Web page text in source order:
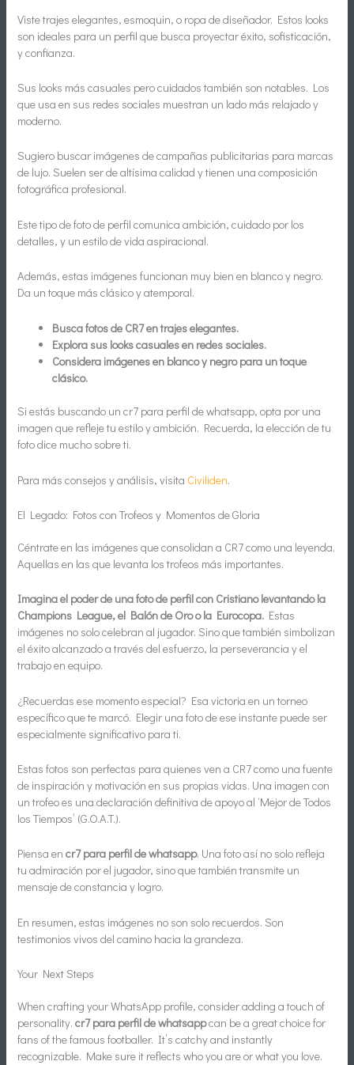
Viste trajes elegantes, esmoquin, o ropa de diseñador. Estos looks
son ideales para un perfil que busca proyectar éxito, sofisticación,
y confianza.
Sus looks más casuales pero cuidados también son notables. Los
que usa en sus redes sociales muestran un lado más relajado y
moderno.
Sugiero buscar imágenes de campañas publicitarias para marcas
de lujo. Suelen ser de altísima calidad y tienen una composición
fotográfica profesional.
Este tipo de foto de perfil comunica ambición, cuidado por los
detalles, y un estilo de vida aspiracional.
Además, estas imágenes funcionan muy bien en blanco y negro.
Da un toque más clásico y atemporal.
Busca fotos de CR7 en trajes elegantes.
Explora sus looks casuales en redes sociales.
Considera imágenes en blanco y negro para un toque
clásico.
Si estás buscando un cr7 para perfil de whatsapp, opta por una
imagen que refleje tu estilo y ambición. Recuerda, la elección de tu
foto dice mucho sobre ti.
Para más consejos y análisis, visita Civiliden.
El Legado: Fotos con Trofeos y Momentos de Gloria
Céntrate en las imágenes que consolidan a CR7 como una leyenda.
Aquellas en las que levanta los trofeos más importantes.
Imagina el poder de una foto de perfil con Cristiano levantando la
Champions League, el Balón de Oro o la Eurocopa. Estas
imágenes no solo celebran al jugador. Sino que también simbolizan
el éxito alcanzado a través del esfuerzo, la perseverancia y el
trabajo en equipo.
¿Recuerdas ese momento especial? Esa victoria en un torneo
específico que te marcó. Elegir una foto de ese instante puede ser
especialmente significativo para ti.
Estas fotos son perfectas para quienes ven a CR7 como una fuente
de inspiración y motivación en sus propias vidas. Una imagen con
un trofeo es una declaración definitiva de apoyo al ‘Mejor de Todos
los Tiempos’ (G.O.A.T.).
Piensa encr7 para perfil de whatsapp. Una foto así no solo refleja
tu admiración por el jugador, sino que también transmite un
mensaje de constancia y logro.
En resumen, estas imágenes no son solo recuerdos. Son
testimonios vivos del camino hacia la grandeza.
Your Next Steps
When crafting your WhatsApp profile, consider adding a touch of
personality.cr7 para perfil de whatsappcan be a great choice for
fans of the famous footballer. It’s catchy and instantly
recognizable. Make sure it reflects who you are or what you love.